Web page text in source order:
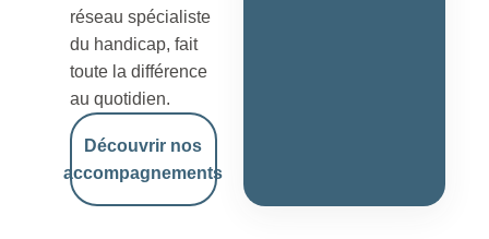
réseau spécialiste
du handicap, fait
toute la différence
au quotidien.
Découvrir nos
accompagnements